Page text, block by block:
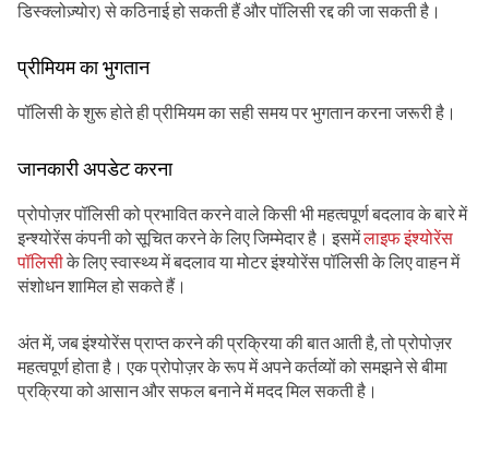
डिस्क्लोज़्योर) से कठिनाई हो सकती हैं और पॉलिसी रद्द की जा सकती है।
प्रीमियम का भुगतान
पॉलिसी के शुरू होते ही प्रीमियम का सही समय पर भुगतान करना जरूरी है।
जानकारी अपडेट करना
प्रोपोज़र पॉलिसी को प्रभावित करने वाले किसी भी महत्वपूर्ण बदलाव के बारे में
इन्श्योरेंस कंपनी को सूचित करने के लिए जिम्मेदार है। इसमेंलाइफ इंश्योरेंस
पॉलिसीके लिए स्वास्थ्य में बदलाव या मोटर इंश्योरेंस पॉलिसी के लिए वाहन में
संशोधन शामिल हो सकते हैं।
अंत में, जब इंश्योरेंस प्राप्त करने की प्रक्रिया की बात आती है, तो प्रोपोज़र
महत्वपूर्ण होता है। एक प्रोपोज़र के रूप में अपने कर्तव्यों को समझने से बीमा
प्रक्रिया को आसान और सफल बनाने में मदद मिल सकती है।